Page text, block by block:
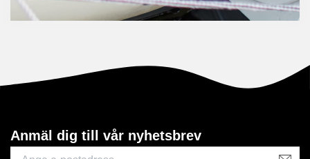
Anmäl dig till vår nyhetsbrev